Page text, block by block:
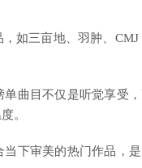
如三亩地、羽肿、
曲目不仅是听觉享受
。
下审美的热门作品，